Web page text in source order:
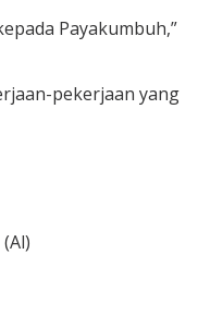
Payakumbuh,”
pekerjaan yang